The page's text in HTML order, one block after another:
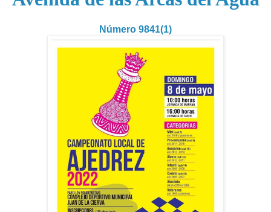
Número 9841(1)